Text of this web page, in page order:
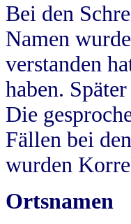
Bei den
Namen
verstanden
haben.
Die
Fällen bei
wurden
Ortsnamen